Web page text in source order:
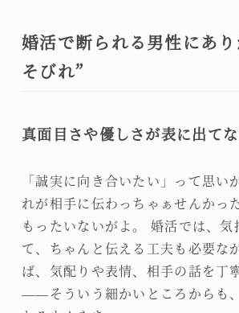
婚活で断られる男性にあ
そびれ”
真面目さや優しさが表に出て
「誠実に向き合いたい」って思い
れが相手に伝わっちゃぁせんかっ
もったいないがよ。 婚活では、気
て、ちゃんと伝える工夫も必要な
ば、気配りや表情、相手の話を丁
——そういう細かいところからも